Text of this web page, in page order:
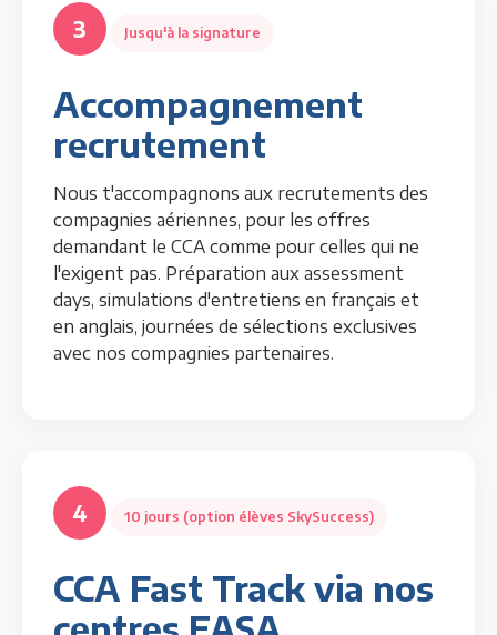
3 Jusqu'à la signature
Accompagnement
recrutement
Nous t'accompagnons aux recrutements des
compagnies aériennes, pour les offres
demandant le CCA comme pour celles qui ne
l'exigent pas. Préparation aux assessment
days, simulations d'entretiens en français et
en anglais, journées de sélections exclusives
avec nos compagnies partenaires.
4 10 jours (option élèves SkySuccess)
CCA Fast Track via nos